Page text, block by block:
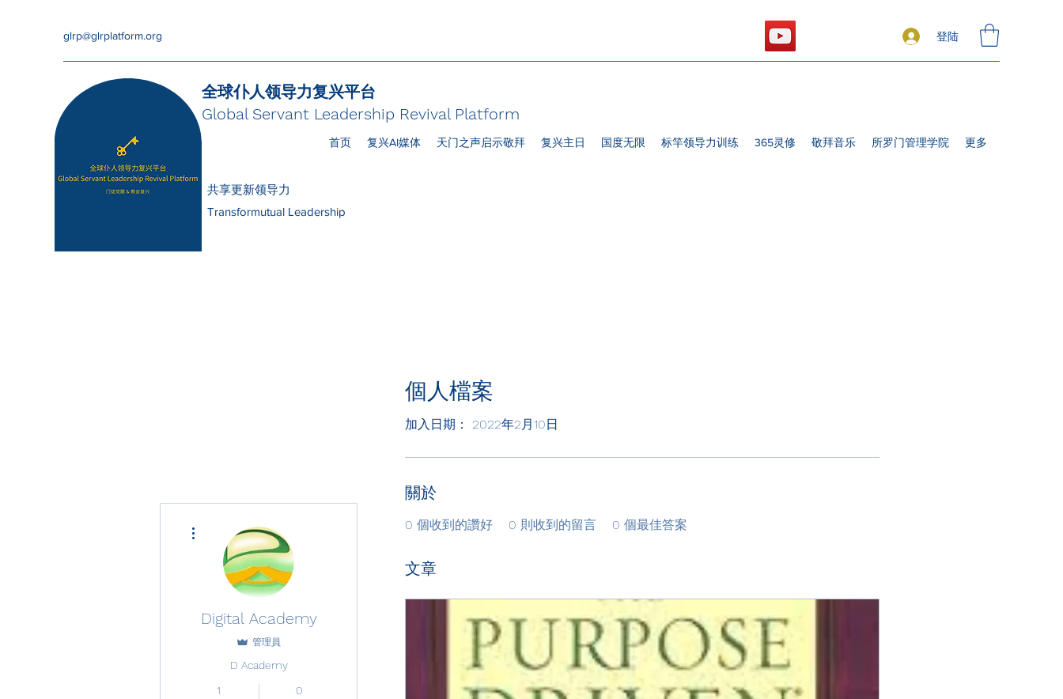
glrp@glrplatform.org 登陆
全球仆人领导力复兴平台
Global Servant Leadership Revival Platform
共享更新领导力
Transformutual Leadership
首页 复兴AI媒体 天门之声启示敬拜 复兴主日 国度无限 标竿领导力训练 365灵修 敬拜音乐 所罗门管理学院 更多
個人檔案
加入日期： 2022年2月10日
關於
0 個收到的讚好 0 則收到的留言 0 個最佳答案
文章
Digital Academy
管理員
D Academy
1
0